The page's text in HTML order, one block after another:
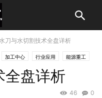
刀与水切割技术全盘详析
加工中心 行业应用 能源重工
全盘详析
0
46